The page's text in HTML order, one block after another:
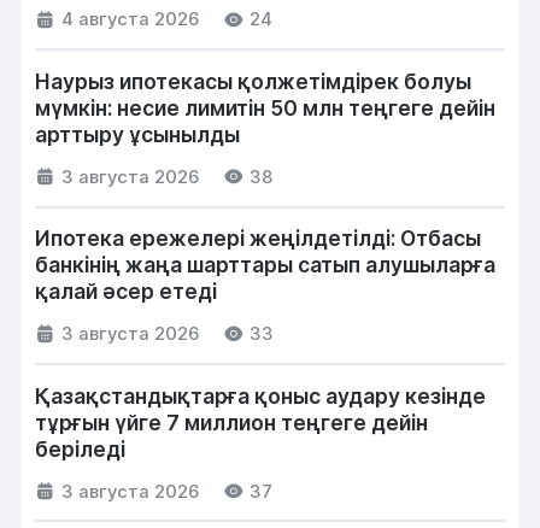
4 августа 2026 24
Наурыз ипотекасы қолжетімдірек болуы
мүмкін: несие лимитін 50 млн теңгеге дейін
арттыру ұсынылды
3 августа 2026 38
Ипотека ережелері жеңілдетілді: Отбасы
банкінің жаңа шарттары сатып алушыларға
қалай әсер етеді
3 августа 2026 33
Қазақстандықтарға қоныс аудару кезінде
тұрғын үйге 7 миллион теңгеге дейін
беріледі
3 августа 2026 37